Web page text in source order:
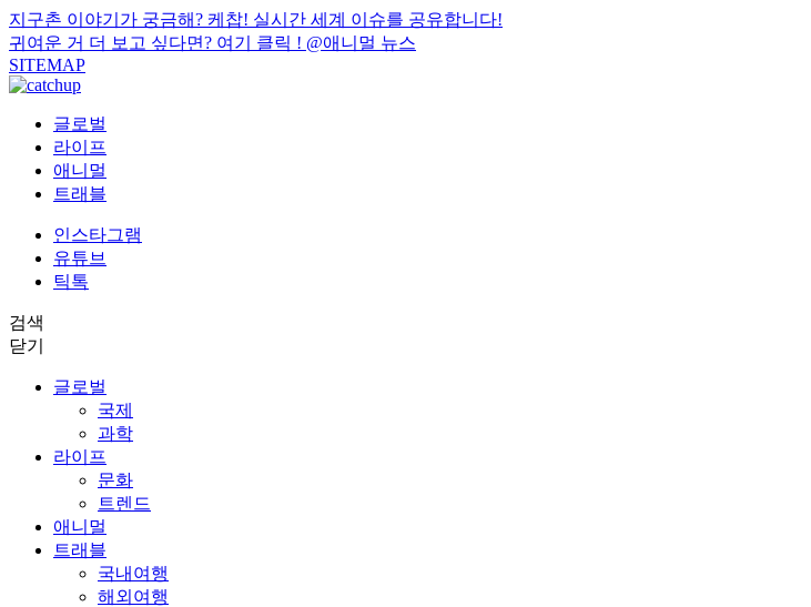
지구촌 이야기가 궁금해? 케찹! 실시간 세계 이슈를 공유합니다!
귀여운 거 더 보고 싶다면? 여기 클릭 ! @애니멀 뉴스
SITEMAP
글로벌
라이프
애니멀
트래블
인스타그램
유튜브
틱톡
검색
닫기
글로벌
국제
과학
라이프
문화
트렌드
애니멀
트래블
국내여행
해외여행